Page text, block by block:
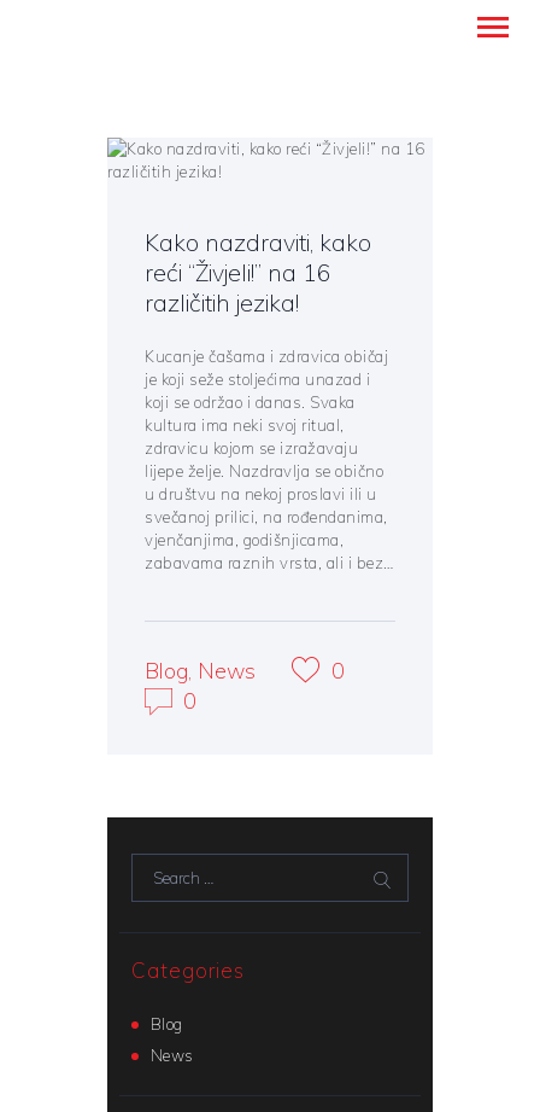
TRANSLATION SERVICES
FOREIGN LANGUAGE
LEARNING
BLOG
CONTACT DETAILS
ENGLISH
Kako nazdraviti, kako
reći “Živjeli!” na 16
različitih jezika!
Kucanje čašama i zdravica običaj
je koji seže stoljećima unazad i
koji se održao i danas. Svaka
kultura ima neki svoj ritual,
zdravicu kojom se izražavaju
lijepe želje. Nazdravlja se obično
u društvu na nekoj proslavi ili u
svečanoj prilici, na rođendanima,
vjenčanjima, godišnjicama,
zabavama raznih vrsta, ali i bez…
Blog, News
0
0
Categories
Blog
News